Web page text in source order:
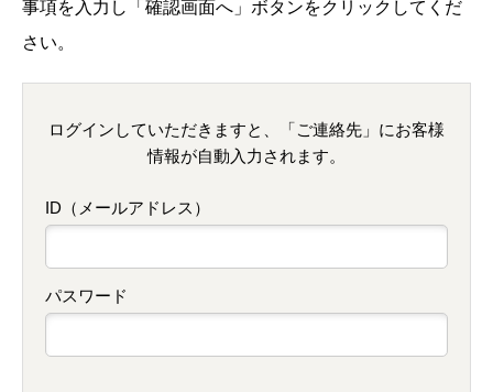
事項を入力し「確認画面へ」ボタンをクリックしてくだ
さい。
ログインしていただきますと、「ご連絡先」にお客様
情報が自動入力されます。
ID（メールアドレス）
パスワード